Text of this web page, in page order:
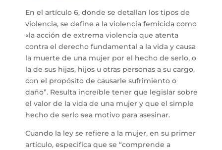
En el artículo 6, donde se detallan los tipos de
violencia, se define a la violencia femicida como
«la acción de extrema violencia que atenta
contra el derecho fundamental a la vida y causa
la muerte de una mujer por el hecho de serlo, o
la de sus hijas, hijos u otras personas a su cargo,
con el propósito de causarle sufrimiento o
daño”. Resulta increíble tener que legislar sobre
el valor de la vida de una mujer y que el simple
hecho de serlo sea motivo para asesinar.
Cuando la ley se refiere a la mujer, en su primer
artículo, especifica que se “comprende a